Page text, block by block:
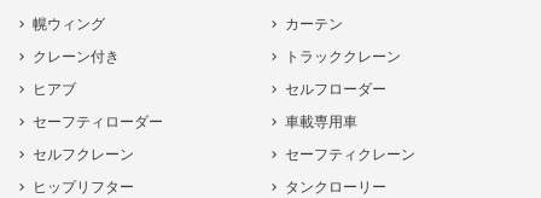
幌ウィング
カーテン
クレーン付き
トラッククレーン
ヒアブ
セルフローダー
セーフティローダー
車載専用車
セルフクレーン
セーフティクレーン
ヒップリフター
タンクローリー